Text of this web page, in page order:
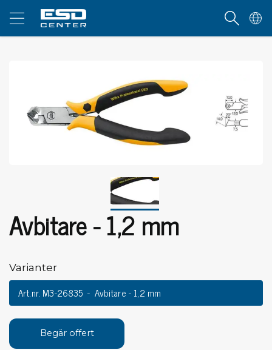
Avbitare - 1,2 mm
Varianter
Art.nr. M3-26835 Avbitare - 1,2 mm
Begär offert